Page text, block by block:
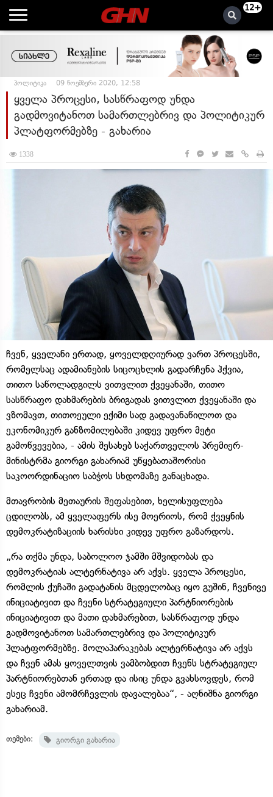
12+
პოლიტიკა 09 ნოემბერი 2020, 12:58
ყველა პროცესი, სასწრაფოდ უნდა
გადმოვიტანოთ სამართლებრივ და პოლიტიკურ
პლატფორმებზე - გახარია
1338
ჩვენ, ყველანი ერთად, ყოველდღიურად ვართ პროცესში,
რომელსაც ადამიანების სიცოცხლის გადარჩენა ჰქვია,
თითო საწოლადგილს ვითვლით ქვეყანაში, თითო
სასწრაფო დახმარების ბრიგადას ვითვლით ქვეყანაში და
ვზომავთ, თითოეული ექიმი სად გადავანაწილოთ და
ეკონომიკურ განზომილებაში კიდევ უფრო მეტი
გამოწვევებია, - ამის შესახებ საქართველოს პრემიერ-
მინისტრმა გიორგი გახარიამ უწყებათაშორისი
საკოორდინაციო საბჭოს სხდომაზე განაცხადა.
მთავრობის მეთაურის შეფასებით, ხელისუფლება
ცდილობს, ამ ყველაფერს ისე მოერიოს, რომ ქვეყნის
დემოკრატიზაციის ხარისხი კიდევ უფრო გაზარდოს.
„რა თქმა უნდა, საბოლოო ჯამში მშვიდობას და
დემოკრატიას ალტერნატივა არ აქვს. ყველა პროცესი,
რომლის ქუჩაში გადატანის მცდელობაც იყო გუშინ, ჩვენივე
ინიციატივით და ჩვენი სტრატეგიული პარტნიორების
ინიციატივით და მათი დახმარებით, სასწრაფოდ უნდა
გადმოვიტანოთ სამართლებრივ და პოლიტიკურ
პლატფორმებზე. მოლაპარაკებას ალტერნატივა არ აქვს
და ჩვენ ამას ყოველთვის ვამბობდით ჩვენს სტრატეგიულ
პარტნიორებთან ერთად და ისიც უნდა გვახსოვდეს, რომ
ესეც ჩვენი ამომრჩევლის დავალებაა“, - აღნიშნა გიორგი
გახარიამ.
თემები: გიორგი გახარია